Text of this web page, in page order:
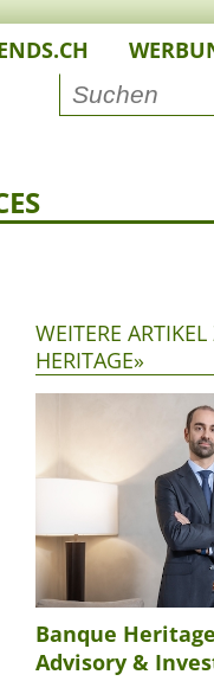
WEITERE
HERITAGE»
Banque
Advisory &